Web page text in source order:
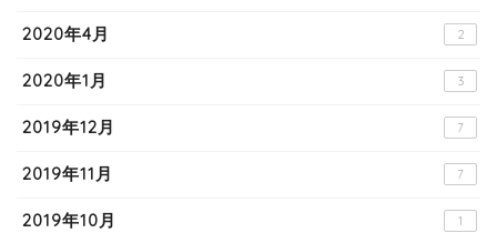
2020年4月 2
2020年1月 3
2019年12月 7
2019年11月 7
2019年10月 1